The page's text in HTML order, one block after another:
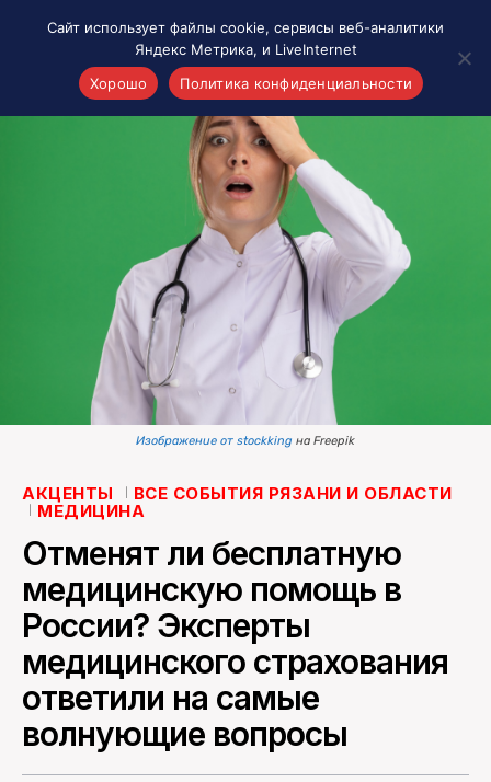
Материалы о Рязани и области
Проекты 7 инфо
Интересное
Новости кино и ТВ
Новости России
Политика
Новости мира
Все материалы 7инфо
ПОИСК ПО САЙТУ
Изображение от stockking на Freepik
АКЦЕНТЫ
ВСЕ СОБЫТИЯ РЯЗАНИ И ОБЛАСТИ
МЕДИЦИНА
Отменят ли бесплатную
медицинскую помощь в
России? Эксперты
медицинского страхования
ответили на самые
волнующие вопросы
Сайт использует файлы cookie, сервисы веб-аналитики
Яндекс Метрика, и LiveInternet
Хорошо
Политика конфиденциальности